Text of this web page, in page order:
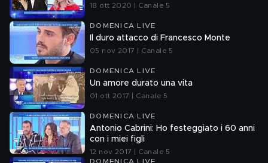
18 ott 2020 | Canale 5
DOMENICA LIVE
Il duro attacco di Francesco Monte
05 nov 2017 | Canale 5
DOMENICA LIVE
Un amore durato una vita
01 ott 2017 | Canale 5
DOMENICA LIVE
Antonio Cabrini: Ho festeggiato i 60 anni
con i miei figli
12 nov 2017 | Canale 5
DOMENICA LIVE